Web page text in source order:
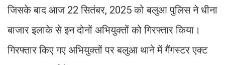
जिसके बाद आज 22 सितंबर, 2025 को बलुआ पुलिस ने धीना
बाजार इलाके से इन दोनों अभियुक्तों को गिरफ्तार किया।
गिरफ्तार किए गए अभियुक्तों पर बलुआ थाने में गैंगस्टर एक्ट